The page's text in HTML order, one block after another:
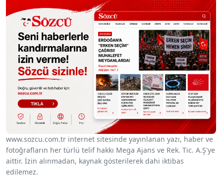
www.sozcu.com.tr internet sitesinde yayınlanan yazı, haber ve
fotoğrafların her türlü telif hakkı Mega Ajans ve Rek. Tic. A.Ş'ye
aittir. İzin alınmadan, kaynak gösterilerek dahi iktibas
edilemez.